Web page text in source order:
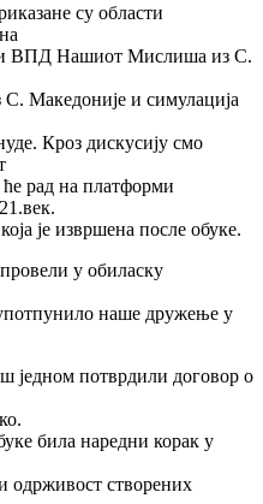
су области
ВПД Нашиот Мислиша из С.
Македоније и симулација
Кроз дискусију смо
рад на платформи
је извршена после обуке.
у обиласку
наше дружење у
једном потврдили договор о
била наредни корак у
одрживост створених